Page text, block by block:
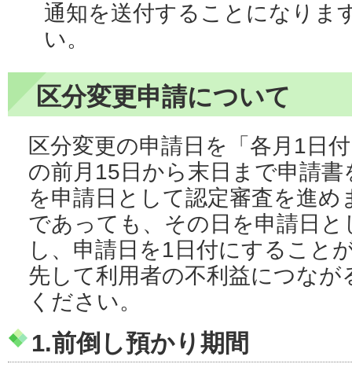
通知を送付することになりま
い。
区分変更申請について
区分変更の申請日を「各月1日
の前月15日から末日まで申請
を申請日として認定審査を進め
であっても、その日を申請日
し、申請日を1日付にすること
先して利用者の不利益につな
ください。
1.前倒し預かり期間